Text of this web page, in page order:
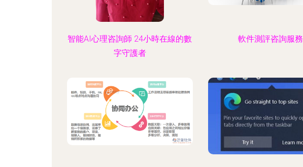
智能AI心理咨詢師 24小時在線的數
字守護者
軟件測評咨詢服務